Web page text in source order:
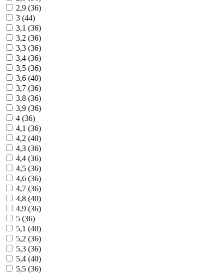
2,9 (36)
3 (44)
3,1 (36)
3,2 (36)
3,3 (36)
3,4 (36)
3,5 (36)
3,6 (40)
3,7 (36)
3,8 (36)
3,9 (36)
4 (36)
4,1 (36)
4,2 (40)
4,3 (36)
4,4 (36)
4,5 (36)
4,6 (36)
4,7 (36)
4,8 (40)
4,9 (36)
5 (36)
5,1 (40)
5,2 (36)
5,3 (36)
5,4 (40)
5,5 (36)